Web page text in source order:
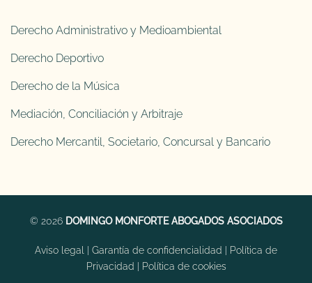
Derecho Administrativo y Medioambiental
Derecho Deportivo
Derecho de la Música
Mediación, Conciliación y Arbitraje
Derecho Mercantil, Societario, Concursal y Bancario
© 2026 DOMINGO MONFORTE ABOGADOS ASOCIADOS
Aviso legal | Garantía de confidencialidad | Política de
Privacidad | Política de cookies